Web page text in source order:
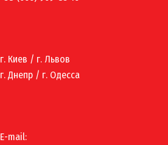
г. Киев / г. Львов
г. Днепр / г. Одесса
E-mail: